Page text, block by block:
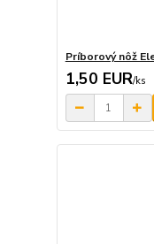
Príborový nôž
1,50 EUR/ks